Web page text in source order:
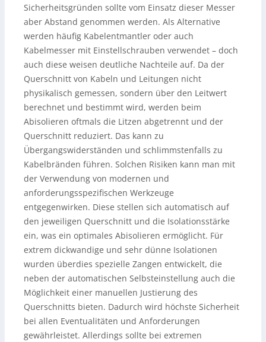
Sicherheitsgründen sollte vom Einsatz dieser Messer
aber Abstand genommen werden. Als Alternative
werden häufig Kabelentmantler oder auch
Kabelmesser mit Einstellschrauben verwendet – doch
auch diese weisen deutliche Nachteile auf. Da der
Querschnitt von Kabeln und Leitungen nicht
physikalisch gemessen, sondern über den Leitwert
berechnet und bestimmt wird, werden beim
Abisolieren oftmals die Litzen abgetrennt und der
Querschnitt reduziert. Das kann zu
Übergangswiderständen und schlimmstenfalls zu
Kabelbränden führen. Solchen Risiken kann man mit
der Verwendung von modernen und
anforderungsspezifischen Werkzeuge
entgegenwirken. Diese stellen sich automatisch auf
den jeweiligen Querschnitt und die Isolationsstärke
ein, was ein optimales Abisolieren ermöglicht. Für
extrem dickwandige und sehr dünne Isolationen
wurden überdies spezielle Zangen entwickelt, die
neben der automatischen Selbsteinstellung auch die
Möglichkeit einer manuellen Justierung des
Querschnitts bieten. Dadurch wird höchste Sicherheit
bei allen Eventualitäten und Anforderungen
gewährleistet. Allerdings sollte bei extremen